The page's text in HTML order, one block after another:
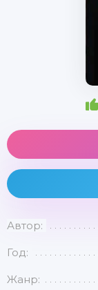
Автор:
Год:
Жанр: